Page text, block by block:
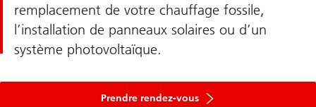
remplacement de votre chauffage fossile,
l’installation de panneaux solaires ou d’un
système photovoltaïque.
Prendre rendez-vous